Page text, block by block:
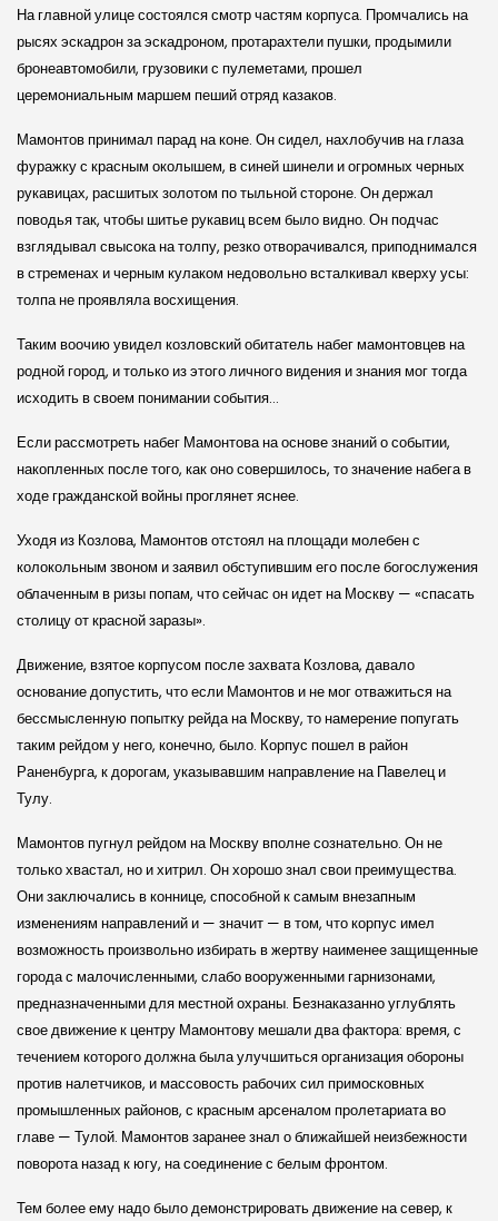
На главной улице состоялся смотр частям корпуса. Промчались на
рысях эскадрон за эскадроном, протарахтели пушки, продымили
бронеавтомобили, грузовики с пулеметами, прошел
церемониальным маршем пеший отряд казаков.
Мамонтов принимал парад на коне. Он сидел, нахлобучив на глаза
фуражку с красным околышем, в синей шинели и огромных черных
рукавицах, расшитых золотом по тыльной стороне. Он держал
поводья так, чтобы шитье рукавиц всем было видно. Он подчас
взглядывал свысока на толпу, резко отворачивался, приподнимался
в стременах и черным кулаком недовольно всталкивал кверху усы:
толпа не проявляла восхищения.
Таким воочию увидел козловский обитатель набег мамонтовцев на
родной город, и только из этого личного видения и знания мог тогда
исходить в своем понимании события…
Если рассмотреть набег Мамонтова на основе знаний о событии,
накопленных после того, как оно совершилось, то значение набега в
ходе гражданской войны проглянет яснее.
Уходя из Козлова, Мамонтов отстоял на площади молебен с
колокольным звоном и заявил обступившим его после богослужения
облаченным в ризы попам, что сейчас он идет на Москву — «спасать
столицу от красной заразы».
Движение, взятое корпусом после захвата Козлова, давало
основание допустить, что если Мамонтов и не мог отважиться на
бессмысленную попытку рейда на Москву, то намерение попугать
таким рейдом у него, конечно, было. Корпус пошел в район
Раненбурга, к дорогам, указывавшим направление на Павелец и
Тулу.
Мамонтов пугнул рейдом на Москву вполне сознательно. Он не
только хвастал, но и хитрил. Он хорошо знал свои преимущества.
Они заключались в коннице, способной к самым внезапным
изменениям направлений и — значит — в том, что корпус имел
возможность произвольно избирать в жертву наименее защищенные
города с малочисленными, слабо вооруженными гарнизонами,
предназначенными для местной охраны. Безнаказанно углублять
свое движение к центру Мамонтову мешали два фактора: время, с
течением которого должна была улучшиться организация обороны
против налетчиков, и массовость рабочих сил примосковных
промышленных районов, с красным арсеналом пролетариата во
главе — Тулой. Мамонтов заранее знал о ближайшей неизбежности
поворота назад к югу, на соединение с белым фронтом.
Тем более ему надо было демонстрировать движение на север, к